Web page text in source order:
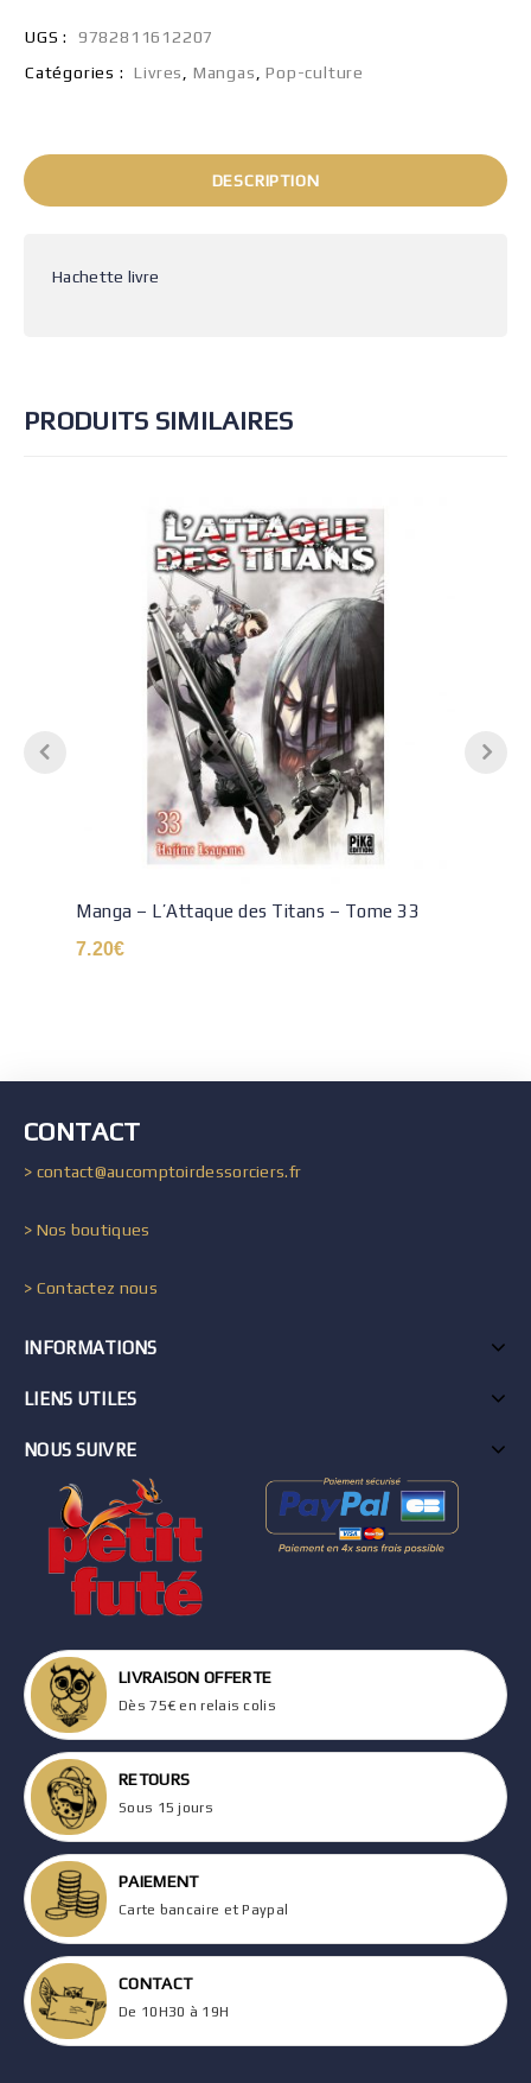
UGS :
9782811612207
Catégories :
Livres Mangas ,Pop-culture
DESCRIPTION
Hachette livre
PRODUITS SIMILAIRES
Manga – L’Attaque des Titans – Tome 33
7.20€
CONTACT
> contact@aucomptoirdessorciers.fr
> Nos boutiques
> Contactez nous
INFORMATIONS
LIENS UTILES
NOUS SUIVRE
LIVRAISON OFFERTE
Dès 75€ en relais colis
RETOURS
Sous 15 jours
PAIEMENT
Carte bancaire et Paypal
CONTACT
De 10H30 à 19H